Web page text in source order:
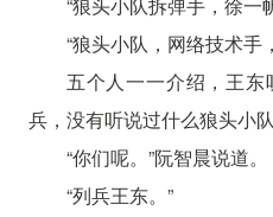
“狼头小队，网络技术手
五个人一一介绍，王
兵，没有听说过什么狼头小
“你们呢。”阮智晨说道。
“列兵王东。”